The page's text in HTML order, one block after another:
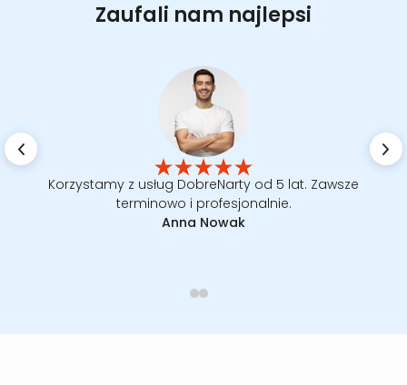
Zaufali nam najlepsi
Korzystamy z usług DobreNarty od 5 lat. Zawsze
terminowo i profesjonalnie.
Anna Nowak